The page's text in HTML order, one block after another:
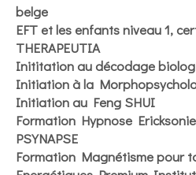
belge
EFT et les enfants niveau 1,
THERAPEUTIA
Inititation au décodage
Initiation à la
Initiation au Feng SHUI
Formation Hypnose
PSYNAPSE
Formation Magnétisme pour